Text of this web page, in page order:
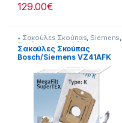
129.00€
• Σακούλεs Σκούπαs, Siemens,
Σκούπισμα & Καθάρισμα
Σακούλες Σκούπας
Bosch/Siemens VZ41AFK
(Original) 23219025